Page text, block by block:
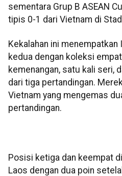
sementara Grup B ASEAN
tipis 0-1 dari Vietnam di
Kekalahan ini
kedua dengan koleksi
kemenangan, satu kali seri,
dari tiga pertandingan.
Vietnam yang mengemas
pertandingan.
Posisi ketiga dan keempat
Laos dengan dua poin